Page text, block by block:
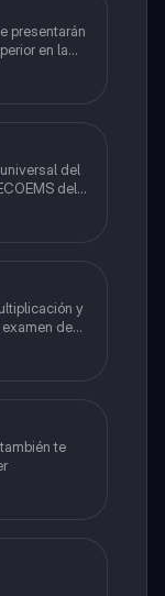
presentarán
en la
del
del
y
de
te